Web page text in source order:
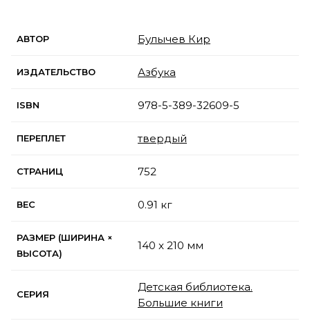
АВТОР Булычев Кир
ИЗДАТЕЛЬСТВО Азбука
ISBN 978-5-389-32609-5
ПЕРЕПЛЕТ твердый
СТРАНИЦ 752
ВЕС 0.91 кг
РАЗМЕР (ШИРИНА ×
ВЫСОТА)
140 x 210 мм
СЕРИЯ
Детская библиотека.
Большие книги